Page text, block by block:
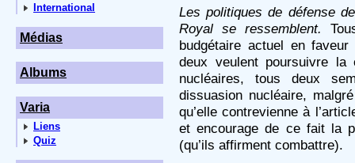
International
Médias
Albums
Varia
Liens
Quiz
Les politiques de défense
Royal se ressemblent.
budgétaire actuel en
deux veulent poursuivre la
nucléaires, tous deux
dissuasion nucléaire,
qu’elle contrevienne à
et encourage de ce fait la
(qu’ils affirment combattre).